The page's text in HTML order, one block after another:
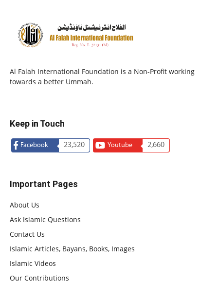
Al Falah International Foundation is a Non-Profit working
towards a better Ummah.
Keep in Touch
Facebook 23,520 Youtube 2,660
Important Pages
About Us
Ask Islamic Questions
Contact Us
Islamic Articles, Bayans, Books, Images
Islamic Videos
Our Contributions